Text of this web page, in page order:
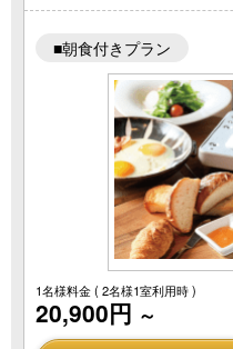
■朝食付きプラン
1名様料金( 2名様1室利用時 )
20,900円 ～